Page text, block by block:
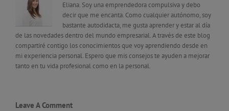
Eliana. Soy una emprendedora compulsiva y debo
decir que me encanta. Como cualquier autónomo, soy
bastante autodidacta, me gusta aprender y estar al día
de las novedades dentro del mundo empresarial. A través de este blog
compartiré contigo los conocimientos que voy aprendiendo desde en
mi experiencia personal. Espero que mis consejos te ayuden a mejorar
tanto en tu vida profesional como en la personal.
Leave A Comment